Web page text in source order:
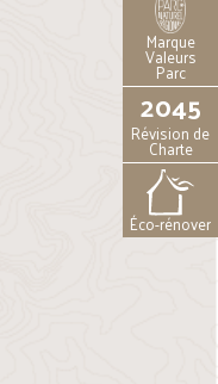
Marque
Valeurs
Parc
2045
Révision de
Charte
Éco-rénover